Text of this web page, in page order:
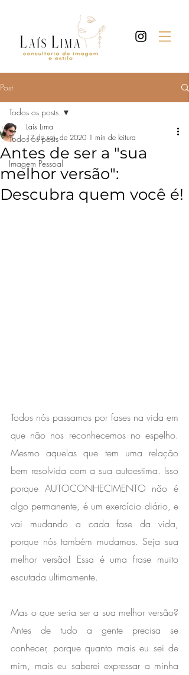
Post
Todos os posts
Imagem Pessoal
Todos os posts
Antes de ser a "sua
melhor versão":
Descubra quem você é!
Laís Lima
17 de set. de 2020 1 min de leitura
Todos nós passamos por fases na vida em
que não nos reconhecemos no espelho.
Mesmo aquelas que tem uma relação
bem resolvida com a sua autoestima. Isso
porque AUTOCONHECIMENTO não é
algo permanente, é um exercício diário, e
vai mudando a cada fase da vida,
porque nós também mudamos. ⁣Seja sua
melhor versão! Essa é uma frase muito
escutada ultimamente.
Mas o que seria ser a sua melhor versão?
⁣Antes de tudo a gente precisa se
conhecer, porque quanto mais eu sei de
mim, mais eu saberei expressar a minha